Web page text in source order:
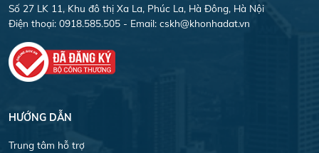
Số 27 LK 11, Khu đô thị Xa La, Phúc La, Hà Đông, Hà Nội
Điện thoại: 0918.585.505 - Email: cskh@khonhadat.vn
HƯỚNG DẪN
Trung tâm hỗ trợ